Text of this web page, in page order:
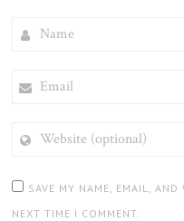
(OPTIONAL)
SAVE MY NAME, EMAIL,
NEXT TIME I COMMENT.